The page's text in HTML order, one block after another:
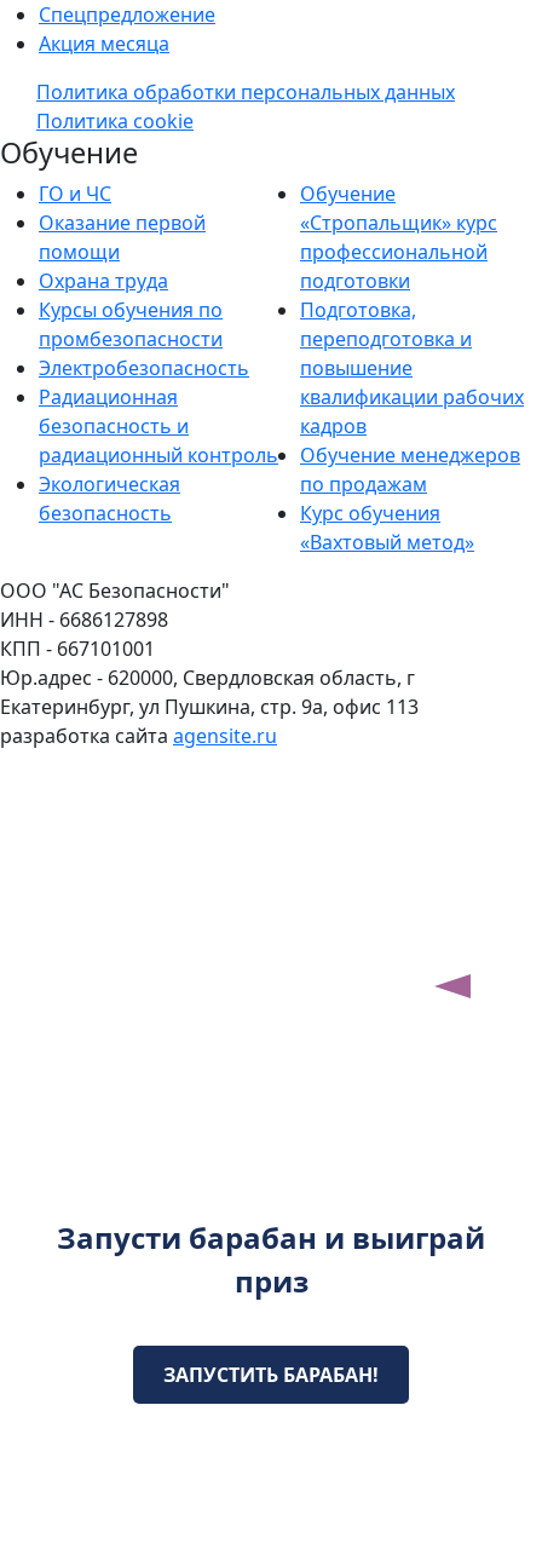
Спецпредложение
Акция месяца
Политика обработки персональных данных
Политика cookie
Обучение
ГО и ЧС
Оказание первой
помощи
Охрана труда
Курсы обучения по
промбезопасности
Электробезопасность
Радиационная
безопасность и
радиационный контроль
Экологическая
безопасность
Обучение
«Стропальщик» курс
профессиональной
подготовки
Подготовка,
переподготовка и
повышение
квалификации рабочих
кадров
Обучение менеджеров
по продажам
Курс обучения
«Вахтовый метод»
ООО "АС Безопасности"
ИНН - 6686127898
КПП - 667101001
Юр.адрес - 620000, Свердловская область, г
Екатеринбург, ул Пушкина, стр. 9а, офис 113
разработка сайта agensite.ru
Запусти барабан и выиграй
приз
ЗАПУСТИТЬ БАРАБАН!